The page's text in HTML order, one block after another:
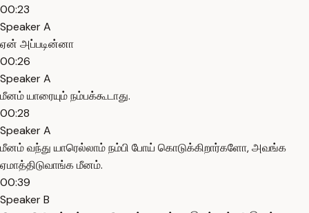
00:23
Speaker A
ஏன் அப்படின்னா
00:26
Speaker A
மீனம் யாரையும் நம்பக்கூடாது.
00:28
Speaker A
மீனம் வந்து யாரெல்லாம் நம்பி போய் கொடுக்கிறார்களோ, அவங்க
ஏமாத்திடுவாங்க மீனம்.
00:39
Speaker B